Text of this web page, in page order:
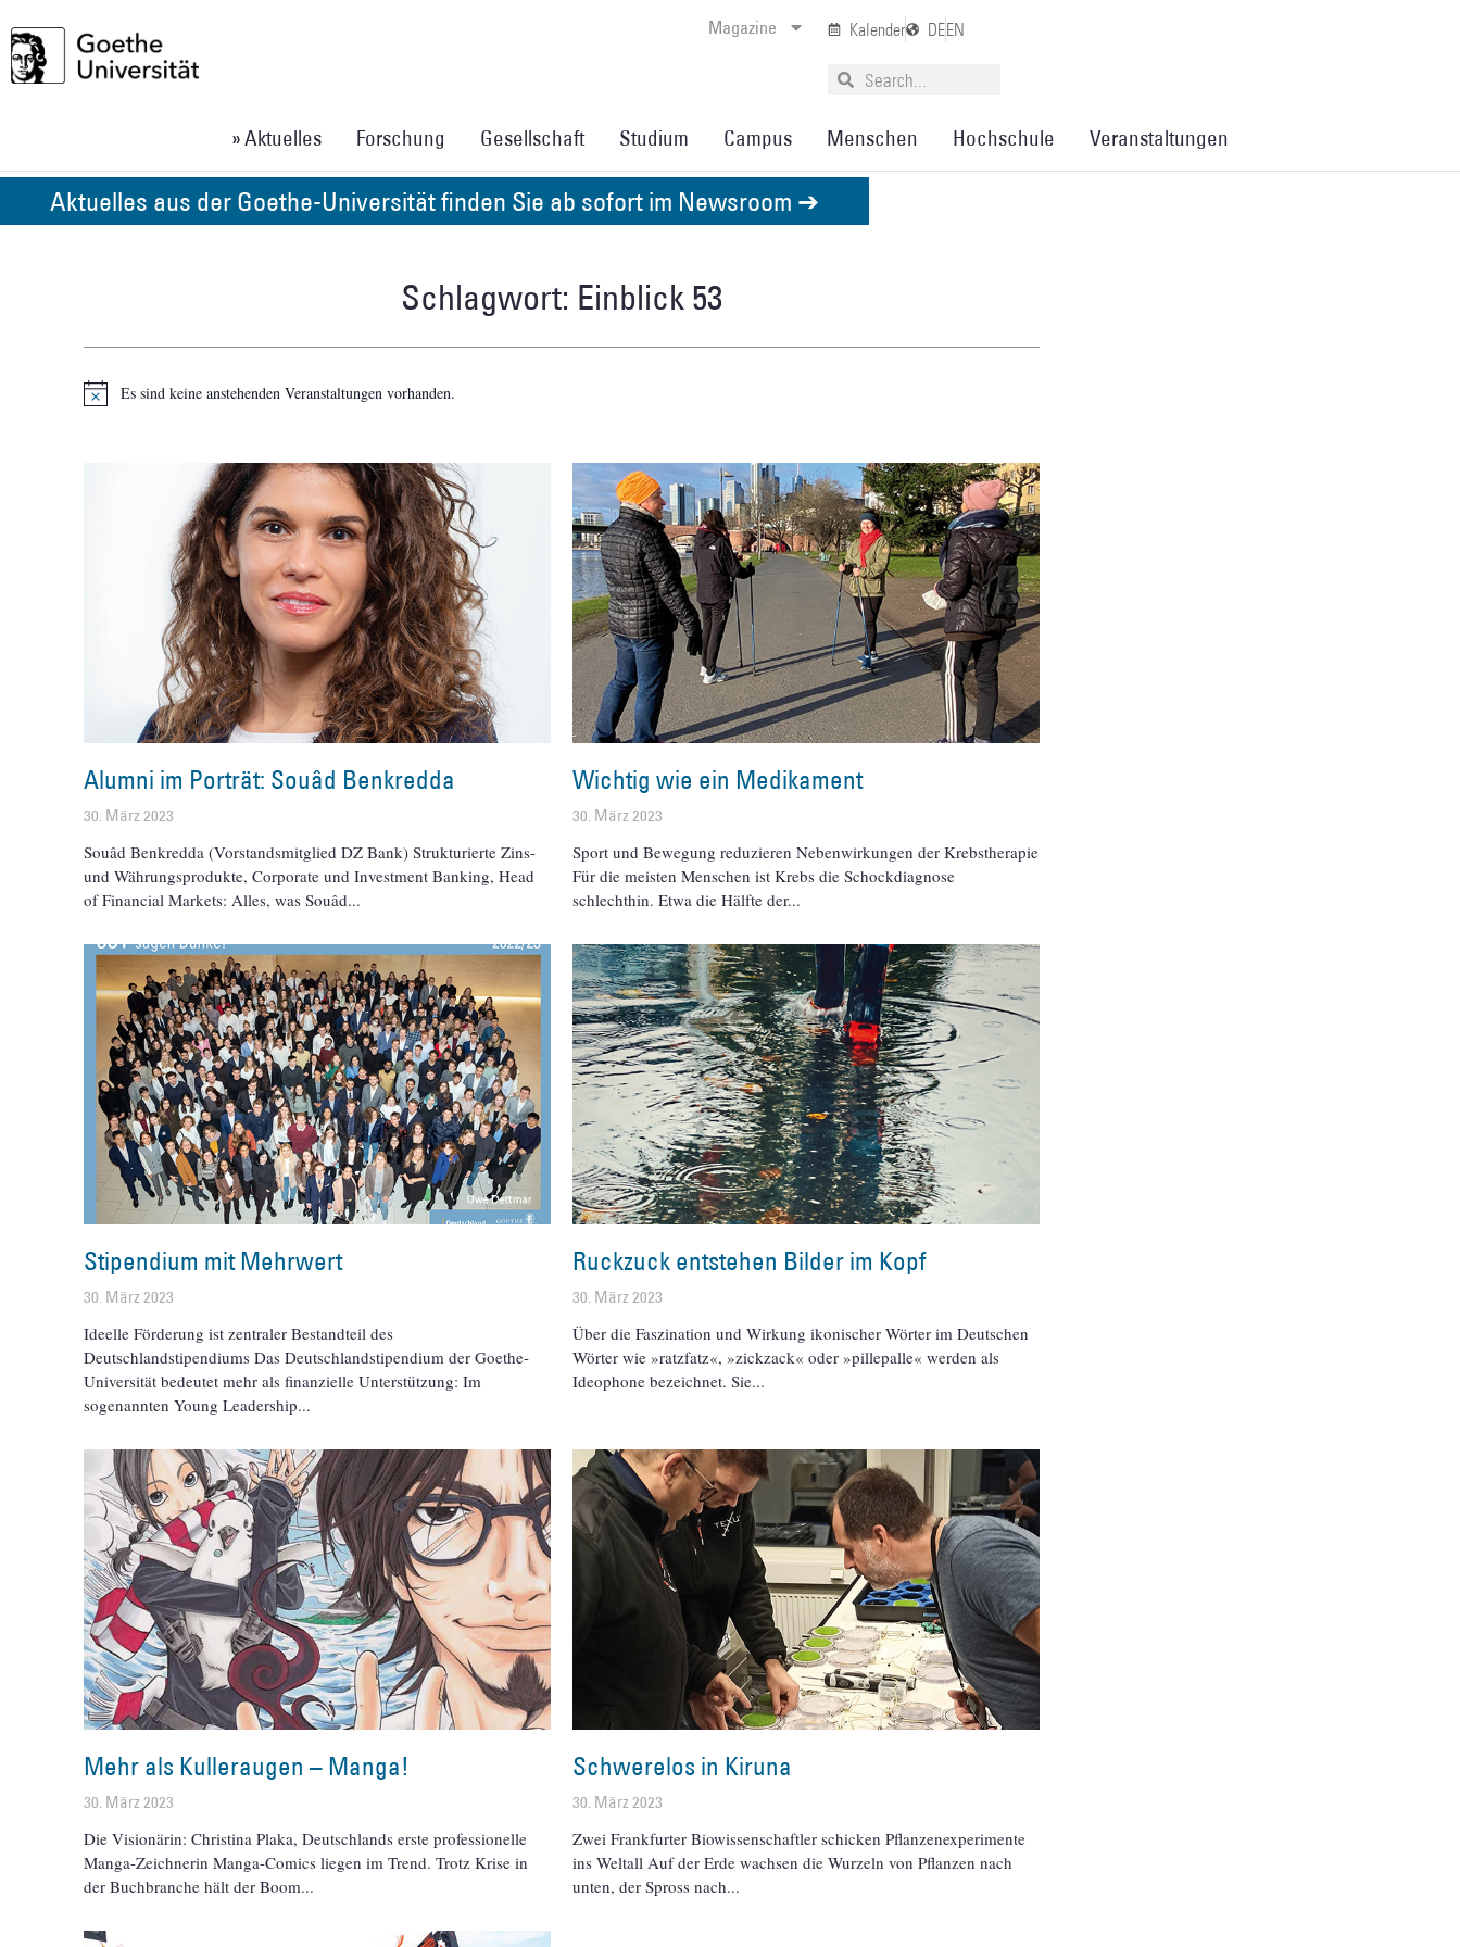
Magazine Kalender DEEN
» Aktuelles Forschung Gesellschaft Studium Campus Menschen Hochschule Veranstaltungen
Aktuelles aus der Goethe-Universität finden Sie ab sofort im Newsroom ➔
Schlagwort: Einblick 53
HinweisEs sind keine anstehenden Veranstaltungen vorhanden.
Alumni im Porträt: Souâd Benkredda
30. März 2023
Souâd Benkredda (Vorstandsmitglied DZ Bank) Strukturierte Zins-
und Währungsprodukte, Corporate und Investment Banking, Head
of Financial Markets: Alles, was Souâd
Wichtig wie ein Medikament
30. März 2023
Sport und Bewegung reduzieren Nebenwirkungen der Krebstherapie
Für die meisten Menschen ist Krebs die Schockdiagnose
schlechthin. Etwa die Hälfte der
Stipendium mit Mehrwert
30. März 2023
Ideelle Förderung ist zentraler Bestandteil des
Deutschlandstipendiums Das Deutschlandstipendium der Goethe-
Universität bedeutet mehr als finanzielle Unterstützung: Im
sogenannten Young Leadership
Ruckzuck entstehen Bilder im Kopf
30. März 2023
Über die Faszination und Wirkung ikonischer Wörter im Deutschen
Wörter wie »ratzfatz«, »zickzack« oder »pillepalle« werden als
Ideophone bezeichnet. Sie
Mehr als Kulleraugen – Manga!
30. März 2023
Die Visionärin: Christina Plaka, Deutschlands erste professionelle
Manga-Zeichnerin Manga-Comics liegen im Trend. Trotz Krise in
der Buchbranche hält der Boom
Schwerelos in Kiruna
30. März 2023
Zwei Frankfurter Biowissenschaftler schicken Pflanzenexperimente
ins Weltall Auf der Erde wachsen die Wurzeln von Pflanzen nach
unten, der Spross nach